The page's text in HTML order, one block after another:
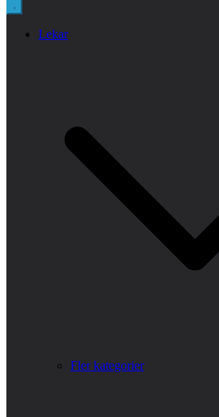
Lekar
Fler kategorier